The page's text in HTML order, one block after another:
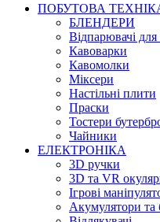
ПОБУТОВА
БЛЕНДЕРИ
Відпарювачі для
Кавоварки
Кавомолки
Міксери
Настільні плити
Праски
Тостери
Чайники
ЕЛЕКТРОНІКА
3D ручки
3D та VR
Ігрові
Акумулятори та